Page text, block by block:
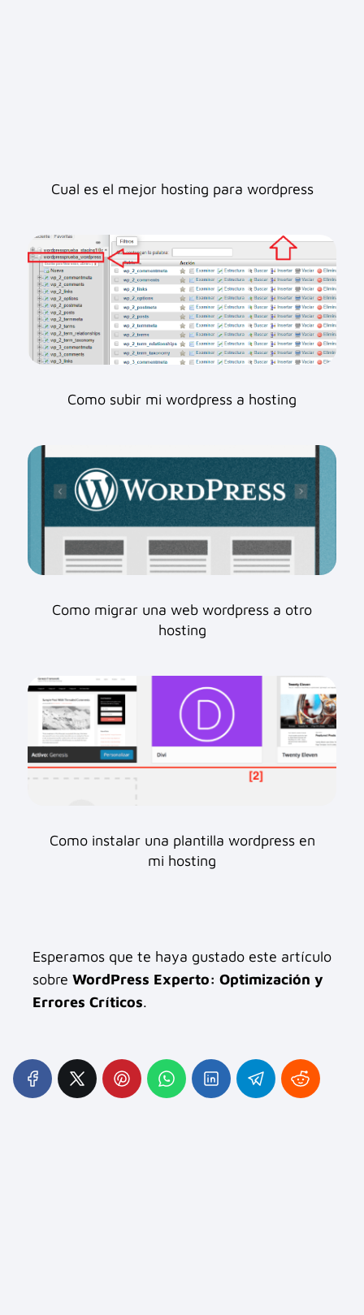
Cual es el mejor hosting para wordpress
Como subir mi wordpress a hosting
Como migrar una web wordpress a otro
hosting
Como instalar una plantilla wordpress en
mi hosting
Esperamos que te haya gustado este artículo
sobre WordPress Experto: Optimización y
Errores Críticos.